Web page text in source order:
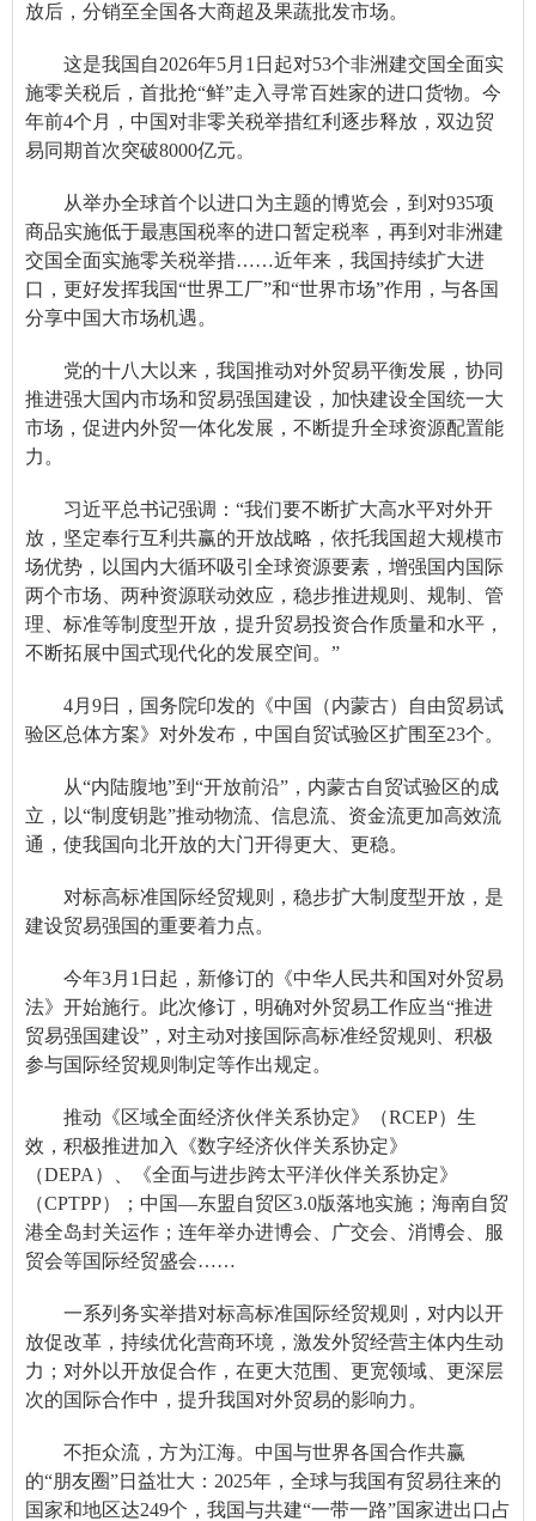
放后，分销至全国各大商超及果蔬批发市场。
这是我国自2026年5月1日起对53个非洲建交国全面实
施零关税后，首批抢“鲜”走入寻常百姓家的进口货物。今
年前4个月，中国对非零关税举措红利逐步释放，双边贸
易同期首次突破8000亿元。
从举办全球首个以进口为主题的博览会，到对935项
商品实施低于最惠国税率的进口暂定税率，再到对非洲建
交国全面实施零关税举措……近年来，我国持续扩大进
口，更好发挥我国“世界工厂”和“世界市场”作用，与各国
分享中国大市场机遇。
党的十八大以来，我国推动对外贸易平衡发展，协同
推进强大国内市场和贸易强国建设，加快建设全国统一大
市场，促进内外贸一体化发展，不断提升全球资源配置能
力。
习近平总书记强调：“我们要不断扩大高水平对外开
放，坚定奉行互利共赢的开放战略，依托我国超大规模市
场优势，以国内大循环吸引全球资源要素，增强国内国际
两个市场、两种资源联动效应，稳步推进规则、规制、管
理、标准等制度型开放，提升贸易投资合作质量和水平，
不断拓展中国式现代化的发展空间。”
4月9日，国务院印发的《中国（内蒙古）自由贸易试
验区总体方案》对外发布，中国自贸试验区扩围至23个。
从“内陆腹地”到“开放前沿”，内蒙古自贸试验区的成
立，以“制度钥匙”推动物流、信息流、资金流更加高效流
通，使我国向北开放的大门开得更大、更稳。
对标高标准国际经贸规则，稳步扩大制度型开放，是
建设贸易强国的重要着力点。
今年3月1日起，新修订的《中华人民共和国对外贸易
法》开始施行。此次修订，明确对外贸易工作应当“推进
贸易强国建设”，对主动对接国际高标准经贸规则、积极
参与国际经贸规则制定等作出规定。
推动《区域全面经济伙伴关系协定》（RCEP）生
效，积极推进加入《数字经济伙伴关系协定》
（DEPA）、《全面与进步跨太平洋伙伴关系协定》
（CPTPP）；中国—东盟自贸区3.0版落地实施；海南自贸
港全岛封关运作；连年举办进博会、广交会、消博会、服
贸会等国际经贸盛会……
一系列务实举措对标高标准国际经贸规则，对内以开
放促改革，持续优化营商环境，激发外贸经营主体内生动
力；对外以开放促合作，在更大范围、更宽领域、更深层
次的国际合作中，提升我国对外贸易的影响力。
不拒众流，方为江海。中国与世界各国合作共赢
的“朋友圈”日益壮大：2025年，全球与我国有贸易往来的
国家和地区达249个，我国与共建“一带一路”国家进出口占